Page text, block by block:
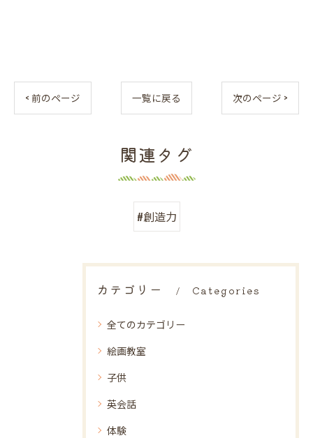
< 前のページ 一覧に戻る 次のページ >
関連タグ
#創造力
カテゴリー Categories
全てのカテゴリー
絵画教室
子供
英会話
体験